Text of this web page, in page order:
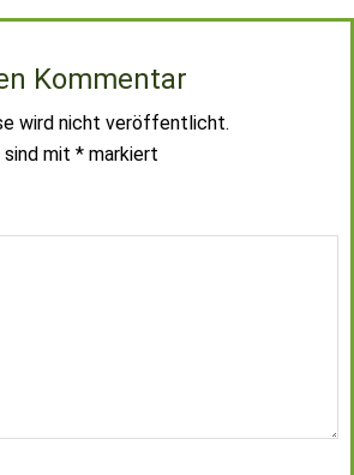
Kommentar
wird nicht veröffentlicht.
mit * markiert